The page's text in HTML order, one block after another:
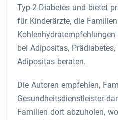
Typ-2-Diabetes und bietet
für Kinderärzte, die
bei Adipositas, Prädiabetes,
Adipositas beraten.
Die Autoren empfehlen,
Gesundheitsdienstleister
Familien dort abzuholen,